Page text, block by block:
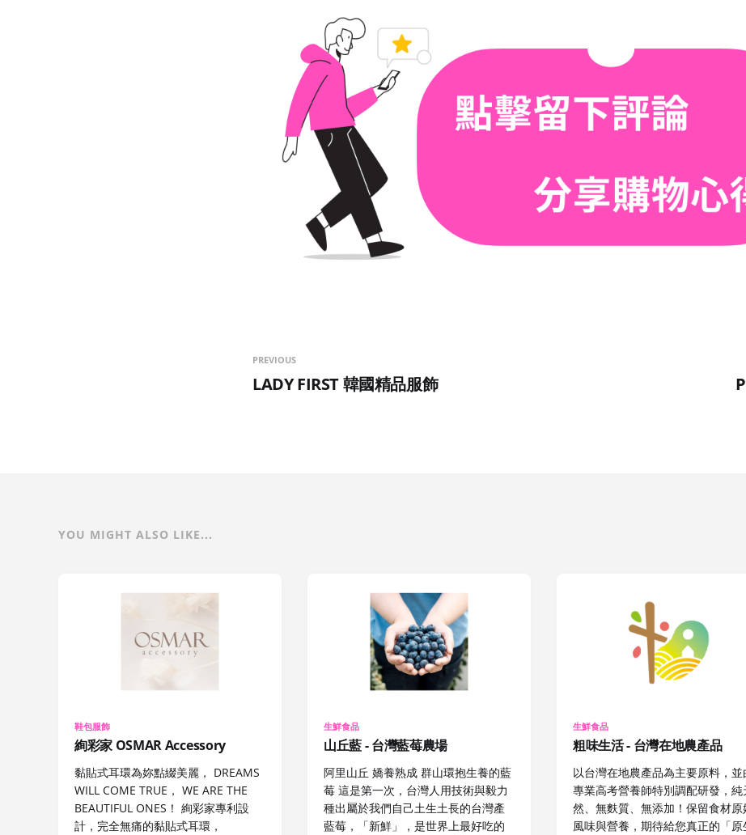
PREVIOUS
LADY FIRST 韓國精品服飾
YOU MIGHT ALSO LIKE...
鞋包服飾
絢彩家 OSMAR Accessory
黏貼式耳環為妳點綴美麗， DREAMS
WILL COME TRUE， WE ARE THE
BEAUTIFUL ONES！ 絢彩家專利設
計，完全無痛的黏貼式耳環，
生鮮食品
山丘藍 - 台灣藍莓農場
阿里山丘 嬌養熟成 群山環抱生養的藍
莓 這是第一次，台灣人用技術與毅力
種出屬於我們自己土生土長的台灣產
藍莓，「新鮮」，是世界上最好吃的
生鮮食品
粗味生活 - 台灣在地農產品
以台灣在地農產品為主要原料，並
專業高考營養師特別調配研發，純
然、無麩質、無添加！保留食材原
風味與營養，期待給您真正的「原